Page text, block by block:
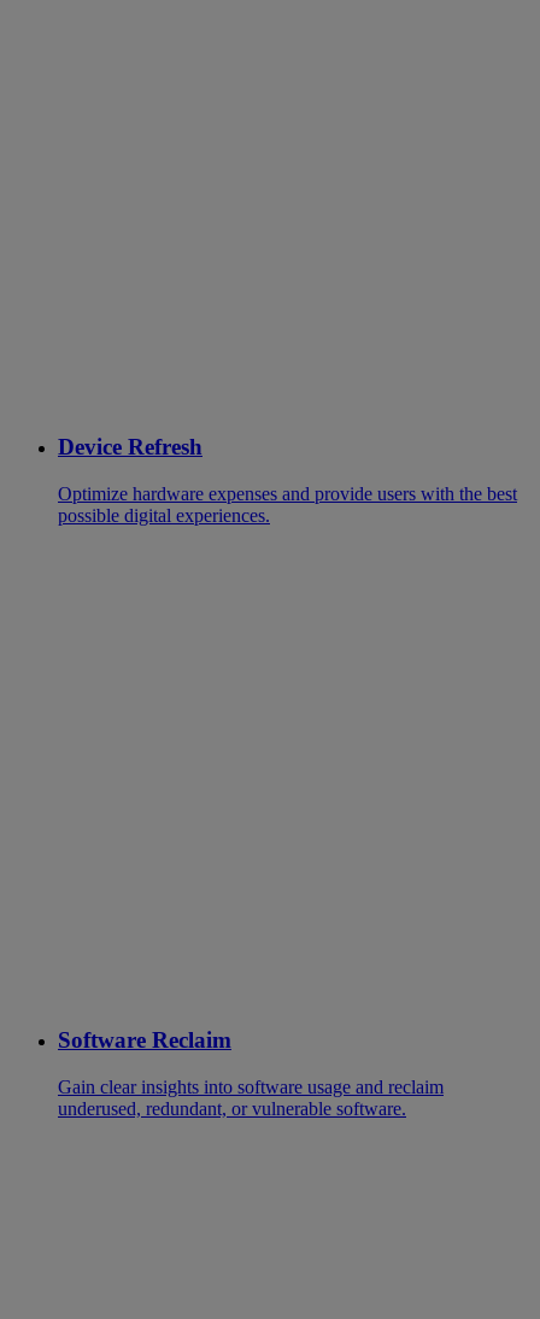
Device Refresh
Optimize hardware expenses and provide users with the best
possible digital experiences.
Software Reclaim
Gain clear insights into software usage and reclaim
underused, redundant, or vulnerable software.